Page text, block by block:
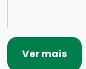
Ver mais